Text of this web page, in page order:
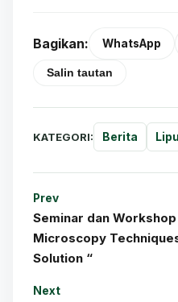
Bagikan: WhatsApp
Salin tautan
KATEGORI: Berita
Prev
Seminar dan
Microscopy
Solution “
Next